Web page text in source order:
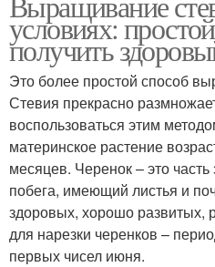
условиях:
получить
Это более простой способ
Стевия прекрасно
воспользоваться этим
материнское растение
месяцев. Черенок – это
побега, имеющий листья и
здоровых, хорошо развитых,
для нарезки черенков –
первых чисел июня.